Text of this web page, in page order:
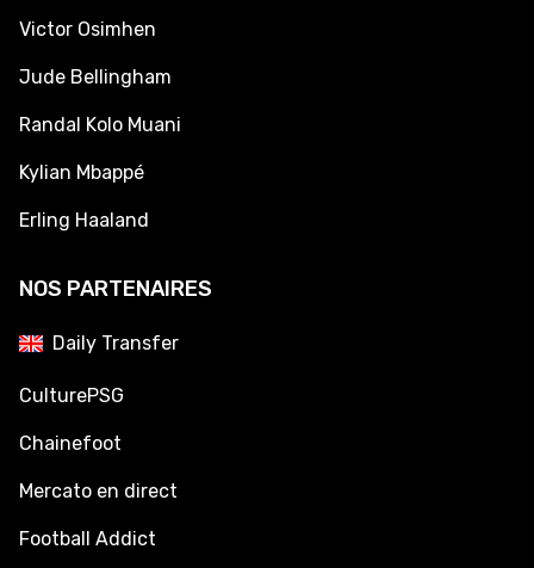
Victor Osimhen
Jude Bellingham
Randal Kolo Muani
Kylian Mbappé
Erling Haaland
NOS PARTENAIRES
Daily Transfer
CulturePSG
Chainefoot
Mercato en direct
Football Addict